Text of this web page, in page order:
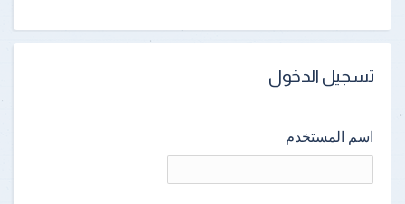
تسجيل الدخول
اسم المستخدم